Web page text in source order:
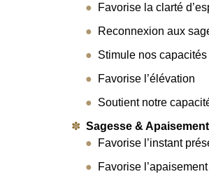
Favorise la clarté
Reconnexion aux
Stimule nos
Favorise l’élévation
Soutient notre
Sagesse &
Favorise l’instant
Favorise